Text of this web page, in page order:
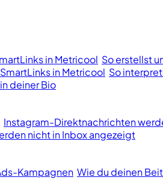
in Metricool So erstellst
in Metricool So
deiner Bio
Instagram-Direktnachrichten
nicht in Inbox angezeigt
Kampagnen Wie du deinen